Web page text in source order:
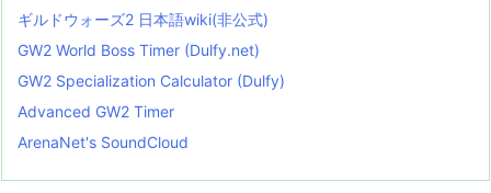
ギルドウォーズ2 日本語wiki(非公式)
GW2 World Boss Timer (Dulfy.net)
GW2 Specialization Calculator (Dulfy)
Advanced GW2 Timer
ArenaNet's SoundCloud